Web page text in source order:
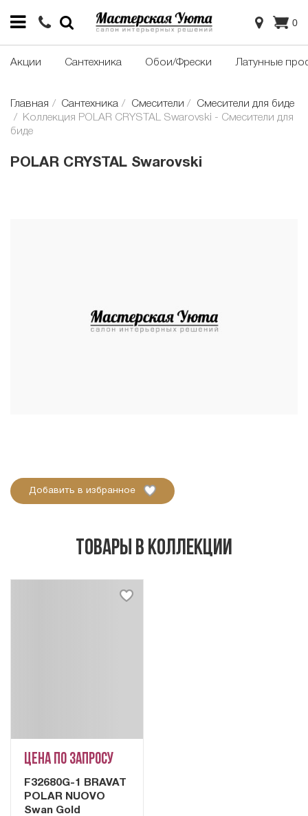
0
Акции Сантехника Обои/Фрески Латунные
Главная Сантехника Смесители
Смесители для биде
Коллекция POLAR CRYSTAL Swarovski - Смесители для
биде
POLAR CRYSTAL Swarovski
Добавить в избранное
Товары в коллекции
Цена по запросу
F32680G-1 BRAVAT
POLAR NUOVO
Swan Gold